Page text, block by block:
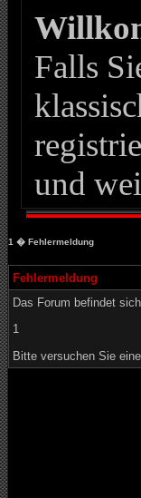
Falls
und
1 � Fehlermeldung
Fehlermeldung
Das Forum befindet
1
Bitte versuchen Sie